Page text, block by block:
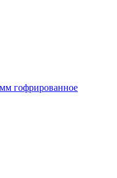
гофрированное